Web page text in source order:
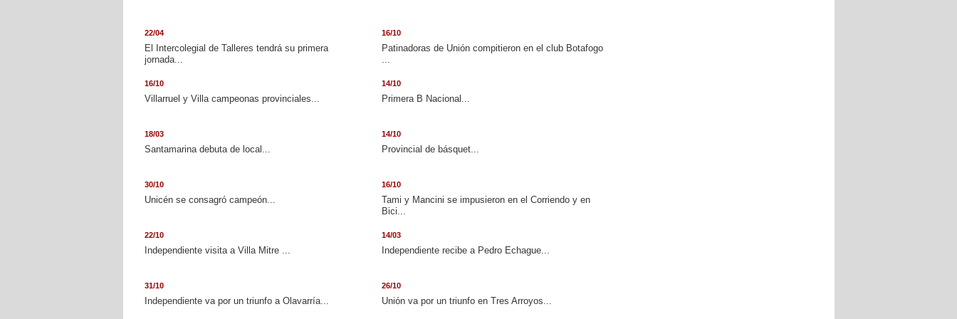
22/04
El Intercolegial de Talleres tendrá su primera
jornada...
16/10
Patinadoras de Unión compitieron en el club Botafogo
...
16/10
Villarruel y Villa campeonas provinciales...
14/10
Primera B Nacional...
18/03
Santamarina debuta de local...
14/10
Provincial de básquet...
30/10
Unicén se consagró campeón...
16/10
Tami y Mancini se impusieron en el Corriendo y en
Bici...
22/10
Independiente visita a Villa Mitre ...
14/03
Independiente recibe a Pedro Echague...
31/10
Independiente va por un triunfo a Olavarría...
26/10
Unión va por un triunfo en Tres Arroyos...